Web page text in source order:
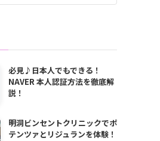
必見♪日本人でもできる！
NAVER 本人認証方法を徹底解
説！
明洞ビンセントクリニックでポ
テンツァとリジュランを体験！